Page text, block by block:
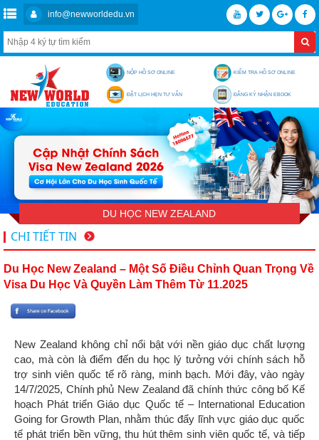
info@newworldedu.vn
NỘP HỒ SƠ ONLINE KIỂM TRA HỒ SƠ ONLINE
ĐẶT LỊCH HẸN TƯ VẤN ĐĂNG KÝ NHẬN EBOOK
DU HỌC NEW ZEALAND
CHI TIẾT TIN
Du Học New Zealand – Một Số Điều Chỉnh Quan Trọng Về
Visa Du Học Và Quyền Làm Thêm Từ 11.2025
New Zealand không chỉ nổi bật với nền giáo dục chất lượng
cao, mà còn là điểm đến du học lý tưởng với chính sách hỗ
trợ sinh viên quốc tế rõ ràng, minh bạch. Mới đây, vào ngày
14/7/2025, Chính phủ New Zealand đã chính thức công bố Kế
hoạch Phát triển Giáo dục Quốc tế – International Education
Going for Growth Plan, nhằm thúc đẩy lĩnh vực giáo dục quốc
tế phát triển bền vững, thu hút thêm sinh viên quốc tế, và tiếp